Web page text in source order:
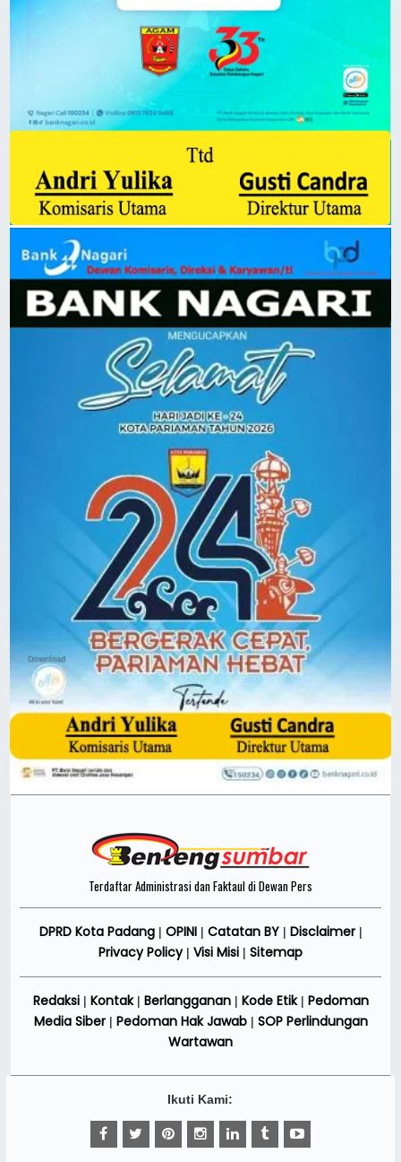
Terdaftar Administrasi dan Faktaul di Dewan Pers
DPRD Kota Padang| OPINI Catatan BY| Disclaimer|
Privacy Policy| Visi Misi Sitemap
Redaksi| Kontak| Berlangganan| Kode Etik| Pedoman
Media Siber| Pedoman Hak Jawab| SOP Perlindungan
Wartawan
Ikuti Kami: